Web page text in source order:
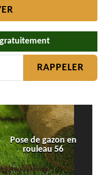
Pose de gazon en
rouleau 56